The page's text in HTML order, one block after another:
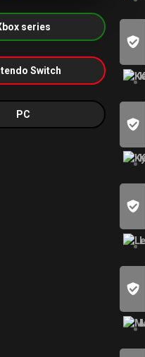
series
Switch
PC